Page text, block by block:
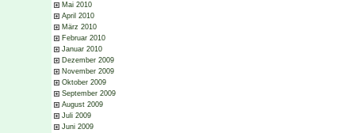
Mai 2010
April 2010
März 2010
Februar 2010
Januar 2010
Dezember 2009
November 2009
Oktober 2009
September 2009
August 2009
Juli 2009
Juni 2009